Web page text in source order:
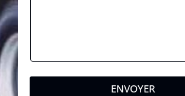
ENVOYER